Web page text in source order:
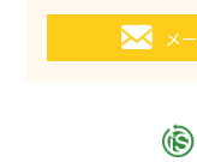
メ